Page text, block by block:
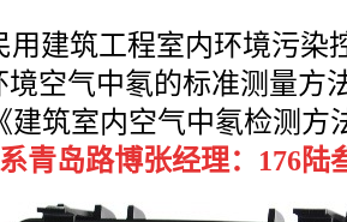
用建筑工程室内环境污染
境空气中氡的标准测量方
建筑室内空气中氡检测方
青岛路博张经理：176陆